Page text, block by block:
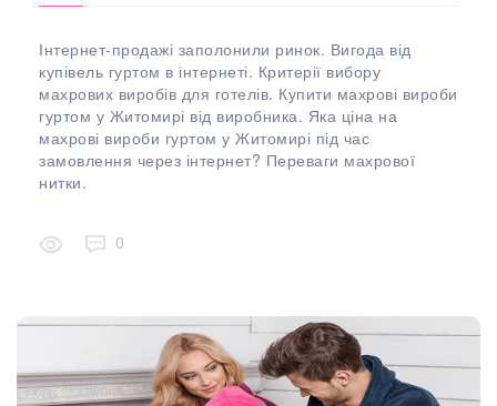
Інтернет-продажі заполонили ринок. Вигода від
купівель гуртом в інтернеті. Критерії вибору
махрових виробів для готелів. Купити махрові вироби
гуртом у Житомирі від виробника. Яка ціна на
махрові вироби гуртом у Житомирі під час
замовлення через інтернет? Переваги махрової
нитки.
0